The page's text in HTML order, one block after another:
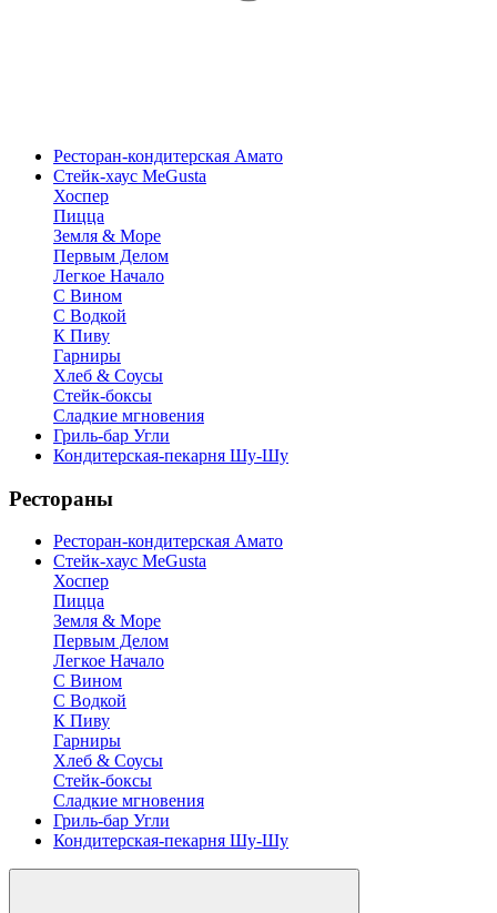
Ресторан-кондитерская Амато
Стейк-хаус MeGusta
Хоспер
Пицца
Земля & Море
Первым Делом
Легкое Начало
С Вином
С Водкой
К Пиву
Гарниры
Хлеб & Соусы
Стейк-боксы
Сладкие мгновения
Гриль-бар Угли
Кондитерская-пекарня Шу-Шу
Рестораны
Ресторан-кондитерская Амато
Стейк-хаус MeGusta
Хоспер
Пицца
Земля & Море
Первым Делом
Легкое Начало
С Вином
С Водкой
К Пиву
Гарниры
Хлеб & Соусы
Стейк-боксы
Сладкие мгновения
Гриль-бар Угли
Кондитерская-пекарня Шу-Шу